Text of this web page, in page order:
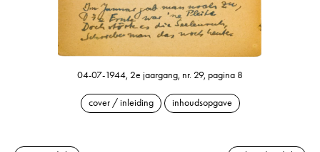
04-07-1944, 2e jaargang, nr. 29, pagina 8
cover / inleiding inhoudsopgave